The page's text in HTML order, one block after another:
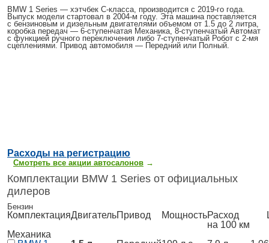
BMW 1 Series — хэтчбек C-класса, производится с 2019-го года.
Выпуск модели стартовал в 2004-м году. Эта машина поставляется
с бензиновым и дизельным двигателями объемом от 1.5 до 2 литра,
коробка передач — 6-ступенчатая Механика, 8-ступенчатый Автомат
с функцией ручного переключения либо 7-ступенчатый Робот с 2-мя
сцеплениями. Привод автомобиля — Передний или Полный.
Расходы на регистрацию
Смотреть все акции автосалонов →
Комплектации BMW 1 Series от официальных
дилеров
Бензин
КомплектацияДвигательПривод МощностьРасход
на 100 км
Механика